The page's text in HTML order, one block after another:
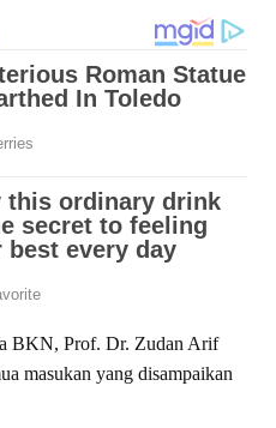
BKN, Prof. Dr. Zudan Arif
masukan yang disampaikan